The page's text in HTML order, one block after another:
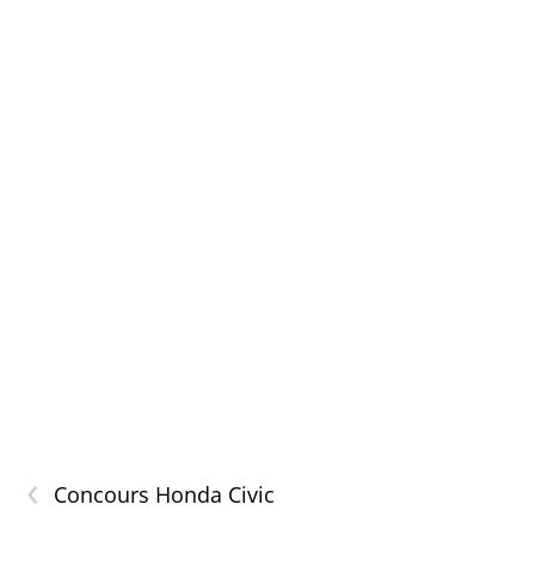
‹ Concours Honda Civic